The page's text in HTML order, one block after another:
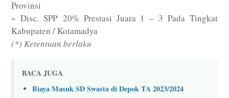
Provinsi
» Disc. SPP 20% Prestasi Juara 1 – 3 Pada Tingkat
Kabupaten / Kotamadya
(*) Ketentuan berlaku
BACA JUGA
Biaya Masuk SD Swasta di Depok TA 2023/2024